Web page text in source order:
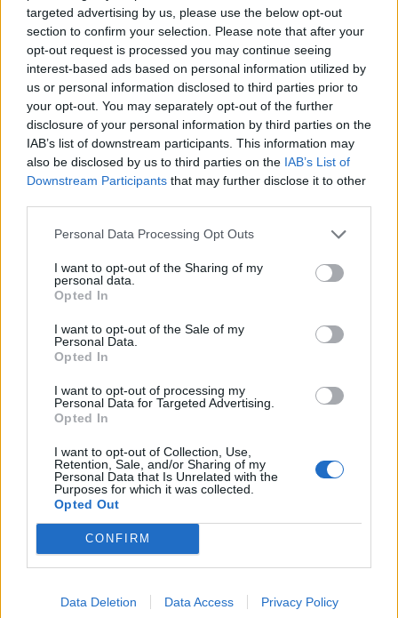
targeted advertising by us, please use the below opt-out
section to confirm your selection. Please note that after your
opt-out request is processed you may continue seeing
interest-based ads based on personal information utilized by
us or personal information disclosed to third parties prior to
your opt-out. You may separately opt-out of the further
disclosure of your personal information by third parties on the
IAB’s list of downstream participants. This information may
also be disclosed by us to third parties on the IAB’s List of
Downstream Participants that may further disclose it to other
Personal Data Processing Opt Outs
I want to opt-out of the Sharing of my
personal data.
Opted In
I want to opt-out of the Sale of my
Personal Data.
Opted In
I want to opt-out of processing my
Personal Data for Targeted Advertising.
Opted In
I want to opt-out of Collection, Use,
Retention, Sale, and/or Sharing of my
Personal Data that Is Unrelated with the
Purposes for which it was collected.
Opted Out
CONFIRM
Data Deletion Data Access Privacy Policy